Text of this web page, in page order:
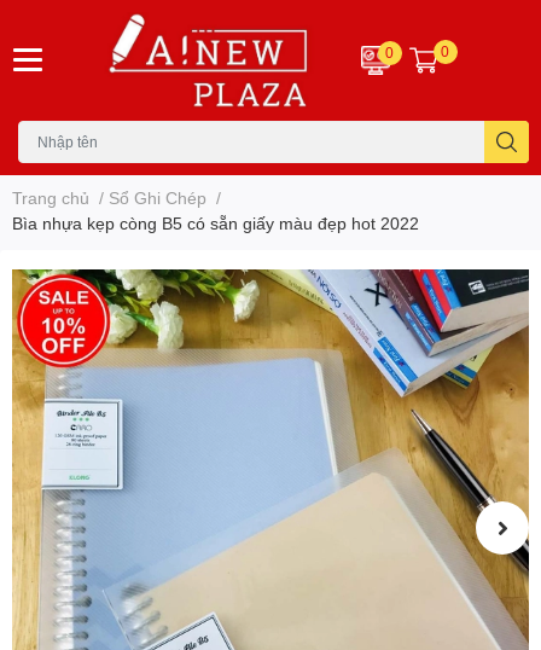
0 0
Trang chủ / Sổ Ghi Chép /
Bìa nhựa kẹp còng B5 có sẵn giấy màu đẹp hot 2022